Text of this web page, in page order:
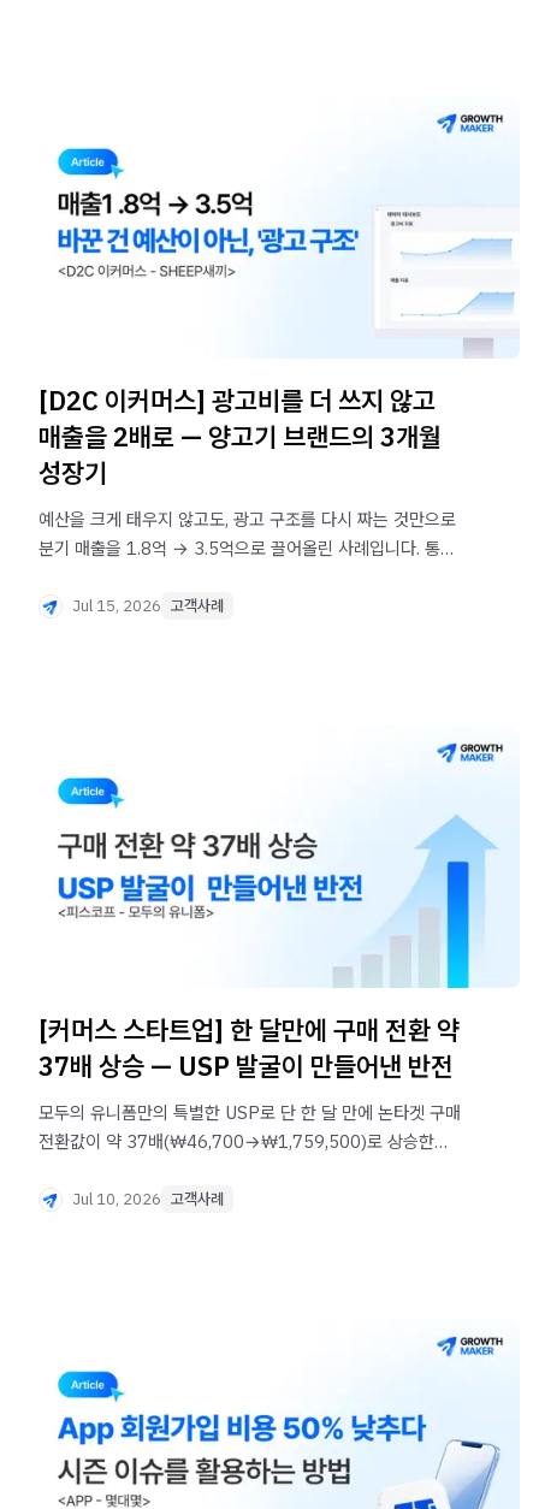
[D2C 이커머스] 광고비를 더 쓰지 않고
매출을 2배로 — 양고기 브랜드의 3개월
성장기
예산을 크게 태우지 않고도, 광고 구조를 다시 짜는 것만으로
분기 매출을 1.8억 → 3.5억으로 끌어올린 사례입니다. 통합
Jul 15, 2026 고객사례
[커머스 스타트업] 한 달만에 구매 전환 약
37배 상승 — USP 발굴이 만들어낸 반전
모두의 유니폼만의 특별한 USP로 단 한 달 만에 논타겟 구매
전환값이 약 37배(₩46,700→₩1,759,500)로 상승한
Jul 10, 2026 고객사례